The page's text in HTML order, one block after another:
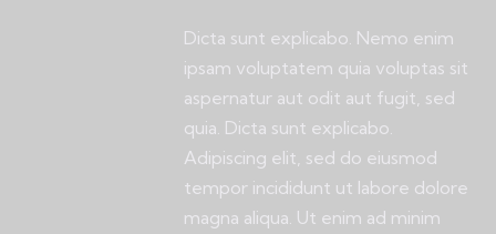
Dicta sunt explicabo. Nemo enim
ipsam voluptatem quia voluptas sit
aspernatur aut odit aut fugit, sed
quia. Dicta sunt explicabo.
Adipiscing elit, sed do eiusmod
tempor incididunt ut labore dolore
magna aliqua. Ut enim ad minim